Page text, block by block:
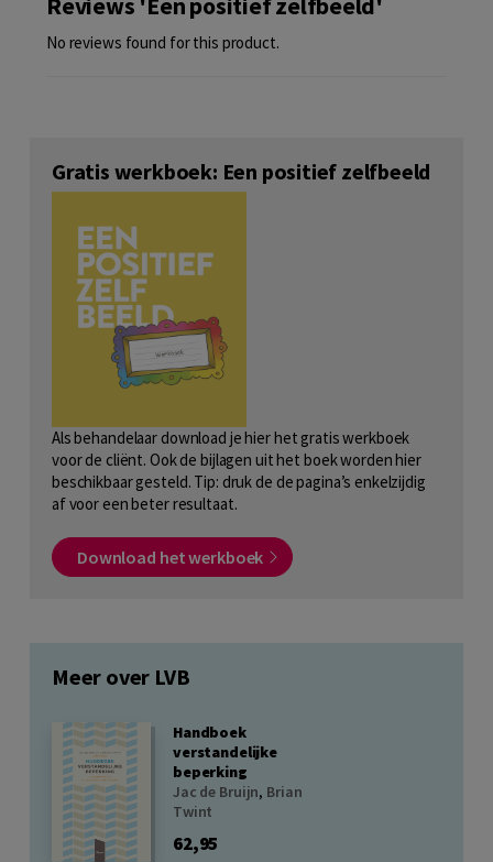
No reviews found for this product.
Gratis werkboek: Een positief zelfbeeld
Als behandelaar download je hier het gratis werkboek
voor de cliënt. Ook de bijlagen uit het boek worden hier
beschikbaar gesteld. Tip: druk de de pagina’s enkelzijdig
af voor een beter resultaat.
Download het werkboek
Meer over LVB
Handboek
verstandelijke
beperking
Jac de Bruijn, Brian
Twint
62,95